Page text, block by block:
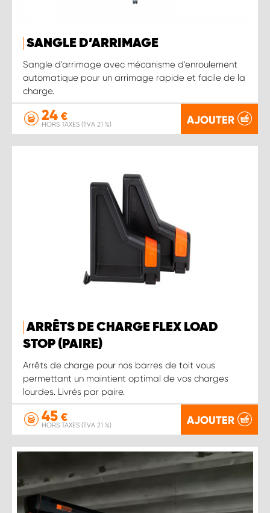
SANGLE D’ARRIMAGE
Sangle d'arrimage avec mécanisme d'enroulement
automatique pour un arrimage rapide et facile de la
charge.
24 €
HORS TAXES (TVA 21 %) AJOUTER
ARRÊTS DE CHARGE FLEX LOAD
STOP (PAIRE)
Arrêts de charge pour nos barres de toit vous
permettant un maintient optimal de vos charges
lourdes. Livrés par paire.
45 €
HORS TAXES (TVA 21 %) AJOUTER